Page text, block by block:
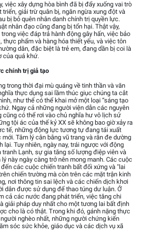
việc xây dựng hòa bình đã bị đẩy xuống vai trò
triển, giải trừ quân bị, ngăn ngừa xung đột và
bị bỏ quên nhân danh chính trị quyền lực.
nhân đạo cũng đang bị tổn hại. Thật vậy,
việc đáp trả hành động gây hấn, việc bảo
thực phẩm và hàng hóa thiết yếu, và việc tôn
dân, đặc biệt là trẻ em, đang dần bị coi là
của quá khứ.
chính trị giả tạo
trong thời đại mù quáng về tinh thần và văn
thực dụng sai lầm thúc giục chúng ta cắt
như thể có thể khai mở một loại “sáng tạo
Ngay cả những người viện dẫn các nguyên
có thể rơi vào chủ nghĩa hư vô lịch sử
tội ác của thế kỷ XX sẽ không bao giờ xảy ra
tế, những động lực tương tự đang tái xuất
Tâm lý cân bằng vũ trang và răn đe dường
lại. Tuy nhiên, ngày nay, trái ngược với động
tranh Lạnh, sự gia tăng số lượng điệp viên và
này ngày càng trở nên mong manh. Các cuộc
các cuộc chiến tranh bất đối xứng và "lai
chiến trường mà còn trên các mặt trận kinh
nơi thông tin sai lệch và các chiến dịch khơi
dân được sử dụng để thao túng dư luận. Ở
cả các nước đang phát triển, việc tăng chi
giải pháp duy nhất cho một tương lai bất định
cho là có thật. Trong khi đó, gánh nặng thực
nghèo nhất, những người chứng kiến
sóc sức khỏe, giáo dục và các dịch vụ xã